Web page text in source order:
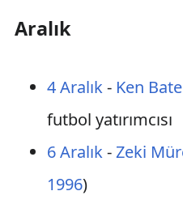
Aralık
4 Aralık- Ken
futbol yatırımcısı
6 Aralık-Zeki
1996)